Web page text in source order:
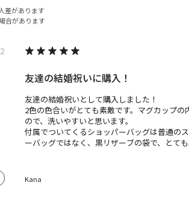
差があります
合があります
友達の結婚祝いに購入！
友達の結婚祝いとして購入しました！
2色の色合いがとても素敵です。マグカップの
ので、洗いやすいと思います。
付属でついてくるショッパーバッグは普通の
ーバッグではなく、黒リザーブの袋で、とて
たので、お祝いプレゼントには最適でした。
また他のお祝いプレゼントとしても購入したい
Kana